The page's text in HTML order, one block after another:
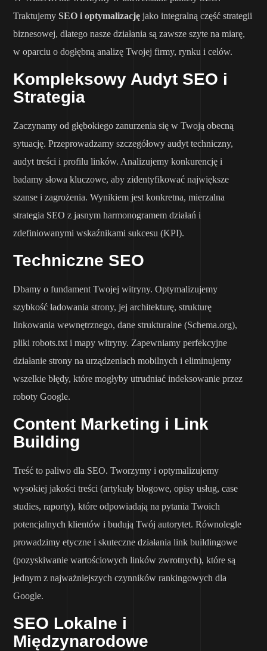
TraktujemySEO i optymalizację jako integralną część strategii
biznesowej, dlatego nasze działania są zawsze szyte na miarę,
w oparciu o dogłębną analizę Twojej firmy, rynku i celów.
Kompleksowy Audyt SEO i
Strategia
Zaczynamy od głębokiego zanurzenia się w Twoją obecną
sytuację. Przeprowadzamy szczegółowy audyt techniczny,
audyt treści i profilu linków. Analizujemy konkurencję i
badamy słowa kluczowe, aby zidentyfikować największe
szanse i zagrożenia. Wynikiem jest konkretna, mierzalna
strategia SEO z jasnym harmonogramem działań i
zdefiniowanymi wskaźnikami sukcesu (KPI).
Techniczne SEO
Dbamy o fundament Twojej witryny. Optymalizujemy
szybkość ładowania strony, jej architekturę, strukturę
linkowania wewnętrznego, dane strukturalne (Schema.org),
pliki robots.txt i mapy witryny. Zapewniamy perfekcyjne
działanie strony na urządzeniach mobilnych i eliminujemy
wszelkie błędy, które mogłyby utrudniać indeksowanie przez
roboty Google.
Content Marketing i Link
Building
Treść to paliwo dla SEO. Tworzymy i optymalizujemy
wysokiej jakości treści (artykuły blogowe, opisy usług, case
studies, raporty), które odpowiadają na pytania Twoich
potencjalnych klientów i budują Twój autorytet. Równolegle
prowadzimy etyczne i skuteczne działania link buildingowe
(pozyskiwanie wartościowych linków zwrotnych), które są
jednym z najważniejszych czynników rankingowych dla
Google.
SEO Lokalne i
Międzynarodowe